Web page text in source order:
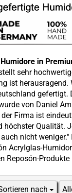
Humidore in
sehr
ist herausragend.
gefertigt.
von Daniel
Firma ist
höchster Qualität.
auch nicht
Acrylglas-
Reposón-
nach
Sortieren nach